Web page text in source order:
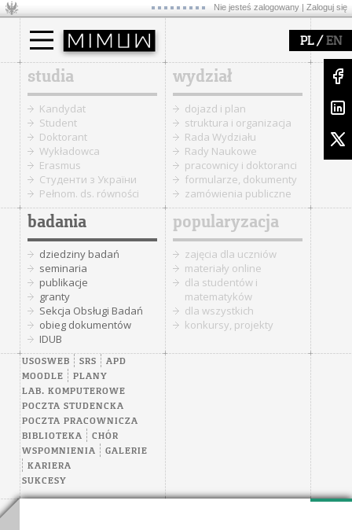
Nie jesteś zalogowany | Zaloguj się
PL/ EN
studia
Kandydat
Student
Doktorant
Wykładowca
Erasmus
Cтуденти з України
Pełnom. ds. równości
wydział
dojazd i plan
struktura i organizacja
Rada Wydziału
Rady Naukowe
pracownicy i doktoranci
formularze, dokumenty
zamówienia publiczne
badania
dziedziny badań
seminaria
publikacje
granty
Sekcja Obsługi Badań
obieg dokumentów
IDUB
popularyzacja
zajęcia dla uczniów
materiały online
dla studentów i
matematyków
dla wszystkich
konkursy, projekty
USOSWEB SRS
APD
MOODLE
PLANY
LAB. KOMPUTEROWE
POCZTA STUDENCKA
POCZTA PRACOWNICZA
BIBLIOTEKA
CHÓR
WSPOMNIENIA
GALERIE
KARIERA
SUKCESY